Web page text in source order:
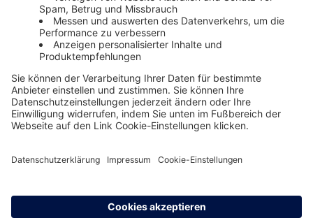
Haufe Group
Impressum AGBDatenschutzCookie-Einstellungen verwalten